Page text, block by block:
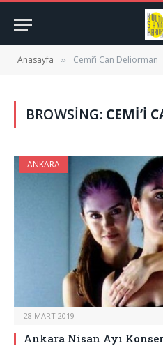
Anasayfa » Cemi’i Can Deliorman
BROWSING: CEMI’I
ANKARA
28 MART 2019
Ankara Nisan Ayı